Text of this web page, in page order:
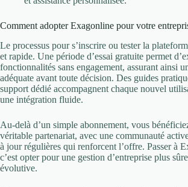
Comment adopter Exagonline pour votre
Le processus pour s’inscrire ou tester la
et rapide. Une période d’essai gratuite permet
fonctionnalités sans engagement, assurant ainsi
adéquate avant toute décision. Des guides
support dédié accompagnent chaque nouvel
une intégration fluide.
Au-delà d’un simple abonnement, vous
véritable partenariat, avec une communauté
à jour régulières qui renforcent l’offre. Passer à
c’est opter pour une gestion d’entreprise plus
évolutive.